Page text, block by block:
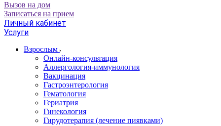
Вызов на дом
Записаться на прием
Личный кабинет
Услуги
Взрослым
Онлайн-консультация
Аллергология-иммунология
Вакцинация
Гастроэнтерология
Гематология
Гериатрия
Гинекология
Гирудотерапия (лечение пиявками)